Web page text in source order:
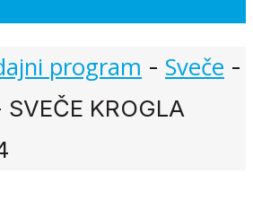
program - Sveče -
SVEČE KROGLA